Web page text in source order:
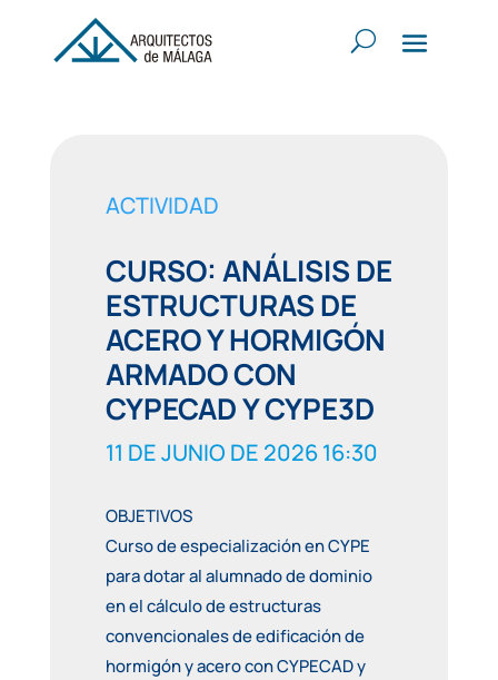
ACTIVIDAD
CURSO: ANÁLISIS DE
ESTRUCTURAS DE
ACERO Y HORMIGÓN
ARMADO CON
CYPECAD Y CYPE3D
11 DE JUNIO DE 2026 16:30
OBJETIVOS
Curso de especialización en CYPE
para dotar al alumnado de dominio
en el cálculo de estructuras
convencionales de edificación de
hormigón y acero con CYPECAD y